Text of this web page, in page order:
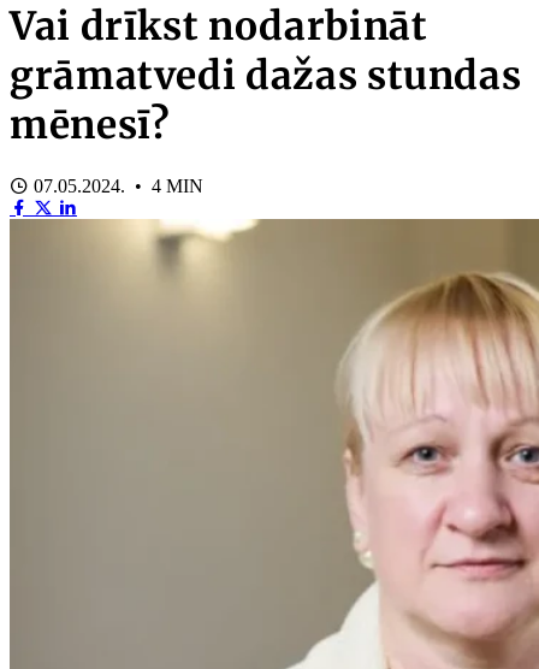
Vai drīkst nodarbināt
grāmatvedi dažas stundas
mēnesī?
07.05.2024. • 4 MIN